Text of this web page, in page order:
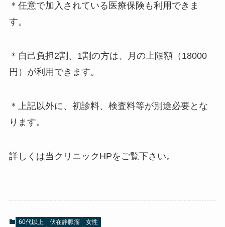
＊任意で加入されている医療保険も利用できま
す。
＊自己負担2割、1割の方は、月の上限額（18000
円）が利用できます。
＊上記以外に、初診料、検査料等が別途必要とな
ります。
詳しくは当クリニックHPをご覧下さい。
60代以上 伏在静脈瘤 女性